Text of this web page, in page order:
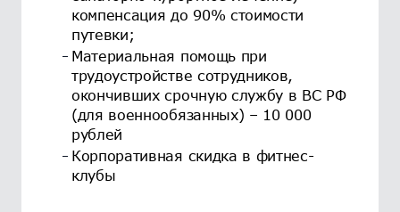
компенсация до 90% стоимости
путевки;
Материальная помощь при
трудоустройстве сотрудников,
окончивших срочную службу в ВС РФ
(для военнообязанных) – 10 000
рублей
Корпоративная скидка в фитнес-
клубы